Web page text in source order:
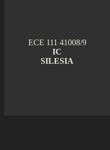
ECE 111 41008/9
IC
SILESIA